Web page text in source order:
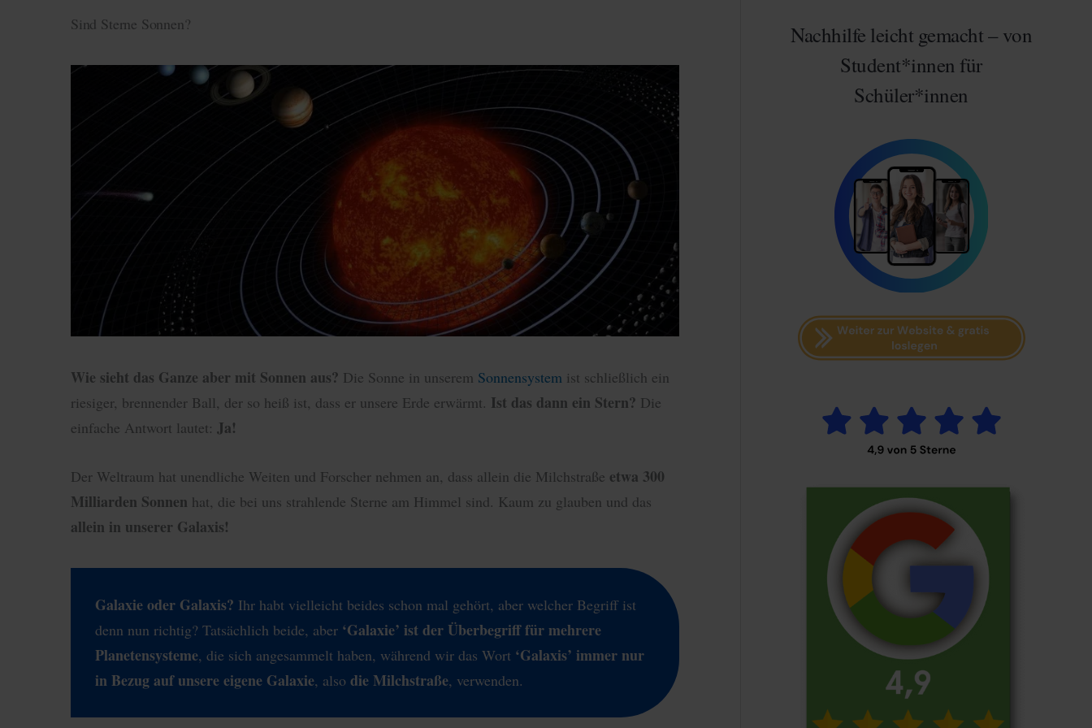
Sind Sterne Sonnen?
Wie sieht das Ganze aber mit Sonnen aus? Die Sonne in unserem Sonnensystem ist schließlich ein
riesiger, brennender Ball, der so heiß ist, dass er unsere Erde erwärmt. Ist das dann ein Stern? Die
einfache Antwort lautet: Ja!
Der Weltraum hat unendliche Weiten und Forscher nehmen an, dass allein die Milchstraße etwa 300
Milliarden Sonnen hat, die bei uns strahlende Sterne am Himmel sind. Kaum zu glauben und das
allein in unserer Galaxis!
Galaxie oder Galaxis? Ihr habt vielleicht beides schon mal gehört, aber welcher Begriff ist
denn nun richtig? Tatsächlich beide, aber ‘Galaxie’ ist der Überbegriff für mehrere
Planetensysteme, die sich angesammelt haben, während wir das Wort ‘Galaxis’ immer nur
in Bezug auf unsere eigene Galaxie, also die Milchstraße, verwenden.
Nachhilfe leicht gemacht – von
Student*innen für
Schüler*innen